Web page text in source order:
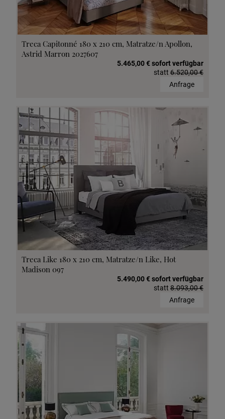
Treca Capitonné 180 x 210 cm, Matratze/n Apollon,
Astrid Marron 2027607
5.465,00 € sofort verfügbar
statt 6.520,00 €
Anfrage
Treca Like 180 x 210 cm, Matratze/n Like, Hot
Madison 097
5.490,00 € sofort verfügbar
statt 8.093,00 €
Anfrage